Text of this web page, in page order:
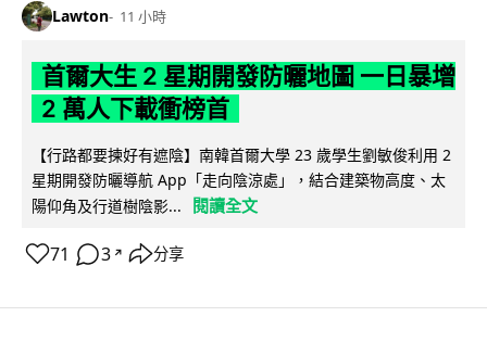
Lawton 11 小時
首爾大生 2 星期開發防曬地圖 一日暴增
2 萬人下載衝榜首
【行路都要揀好有遮陰】南韓首爾大學 23 歲學生劉敏俊利用 2
星期開發防曬導航 App「走向陰涼處」，結合建築物高度、太
陽仰角及行道樹陰影...
閱讀全文
71 3 ↗ 分享